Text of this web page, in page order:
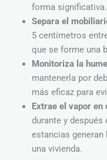
forma significativa.
Separa el
5 centímetros
que se forme una
Monitoriza la
mantenerla por
más eficaz para
Extrae el vapor en
durante y
estancias generan
una vivienda.